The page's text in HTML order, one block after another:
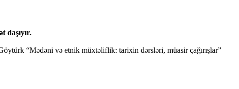
daşıyır.
“Mədəni və etnik müxtəliflik: tarixin dərsləri, müasir çağırışlar”